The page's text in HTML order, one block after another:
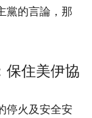
黨的言論，那
保住美伊協
停火及安全安